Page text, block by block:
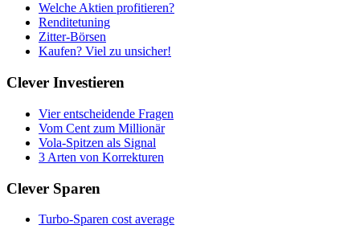
Welche Aktien profitieren?
Renditetuning
Zitter-Börsen
Kaufen? Viel zu unsicher!
Clever Investieren
Vier entscheidende Fragen
Vom Cent zum Millionär
Vola-Spitzen als Signal
3 Arten von Korrekturen
Clever Sparen
Turbo-Sparen cost average